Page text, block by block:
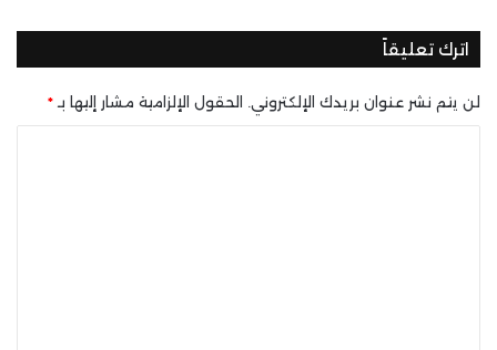
اترك تعليقاً
لن يتم نشر عنوان بريدك الإلكتروني. الحقول الإلزامية مشار إليها بـ *